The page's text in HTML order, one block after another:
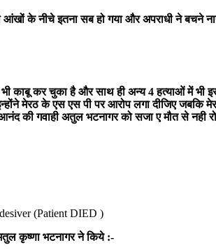
के नीचे इतना सब हो गया और अपराधी ने बचने
काबू कर चुका है और साथ ही अन्य 4 हत्याओं में
मेरठ के एस एस पी पर आरोप लगा दीजिए
गवाही अतुल भटनागर को सजा ए मौत से नही
(Patient DIED )
कृष्णा भटनागर ने किये :-